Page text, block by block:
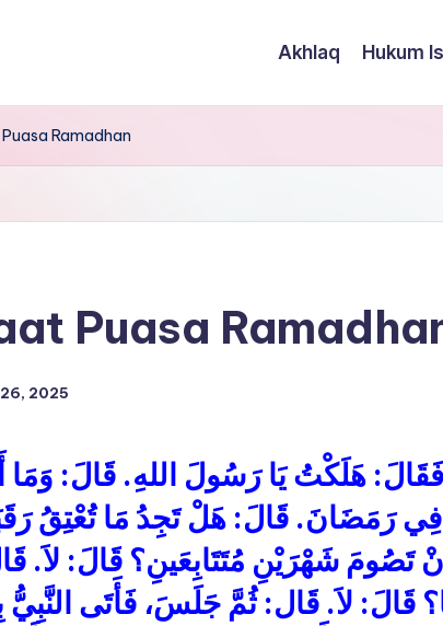
Akhlaq Hukum
Ramadhan
Puasa
2025
فَقَالَ: هَلَكْتُ يَا رَسُولَ اللهِ. قَالَ: وَمَا
رَمَضَانَ. قَالَ: هَلْ تَجِدُ مَا تُعْتِقُ
تَصُومَ شَهْرَيْنِ مُتَتَابِعَينِ؟ قَالَ: لاَ.
قَالَ: لاَ. قَال: ثُمَّ جَلَسَ، فَأَتَى النَّبِيُّ